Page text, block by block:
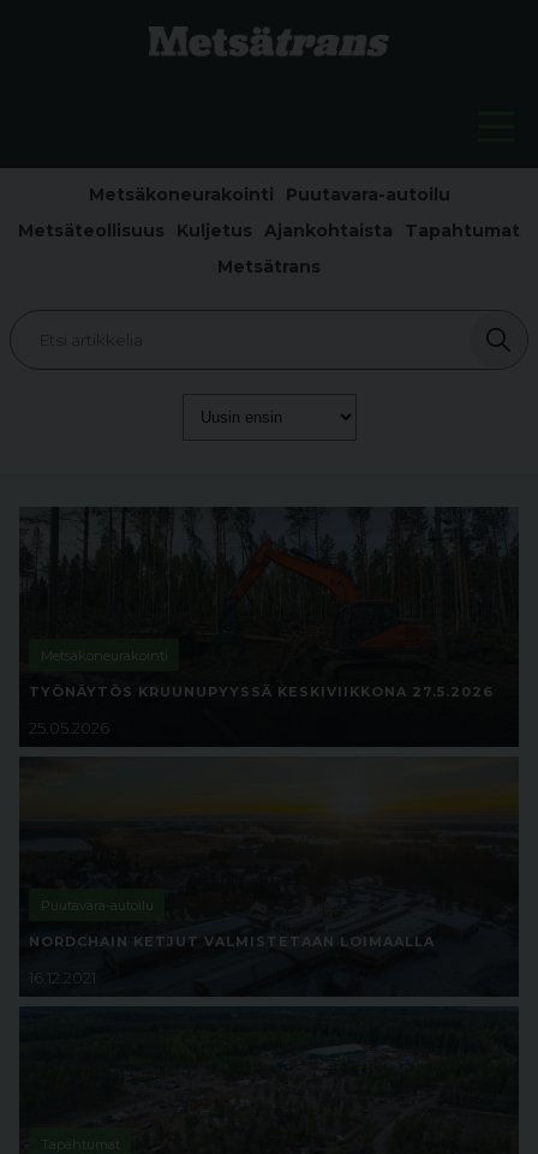
Metsäkoneurakointi
Puutavara-autoilu
Metsäteollisuus
Kuljetus Ajankohtaista
Tapahtumat
Metsätrans
Metsäkoneurakointi
TYÖNÄYTÖS KRUUNUPYYSSÄ KESKIVIIKKONA 27.5.2026
25.05.2026
Puutavara-autoilu
NORDCHAIN KETJUT VALMISTETAAN LOIMAALLA
16.12.2021
Tapahtumat